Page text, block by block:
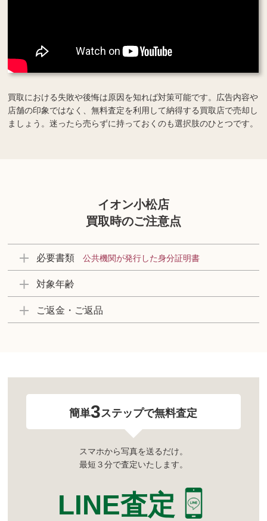
買取における失敗や後悔は原因を知れば対策可能です。広告内容や
店舗の印象ではなく、無料査定を利用して納得する買取店で売却し
ましょう。迷ったら売らずに持っておくのも選択肢のひとつです。
イオン小松店
買取時のご注意点
必要書類 公共機関が発行した身分証明書
対象年齢
ご返金・ご返品
簡単3ステップで無料査定
スマホから写真を送るだけ。
最短３分で査定いたします。
LINE査定